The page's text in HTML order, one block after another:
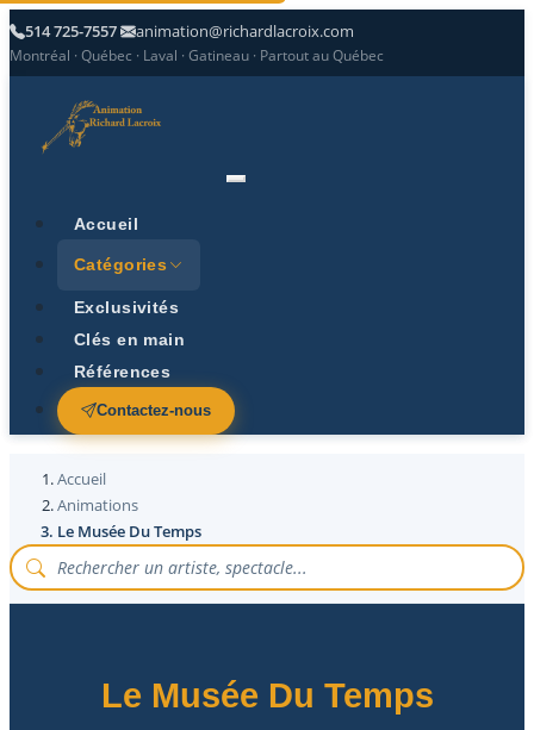
514 725-7557 animation@richardlacroix.com
Montréal · Québec · Laval · Gatineau · Partout au Québec
Accueil
Catégories
Exclusivités
Clés en main
Références
Contactez-nous
Accueil
Animations
Le Musée Du Temps
Le Musée Du Temps